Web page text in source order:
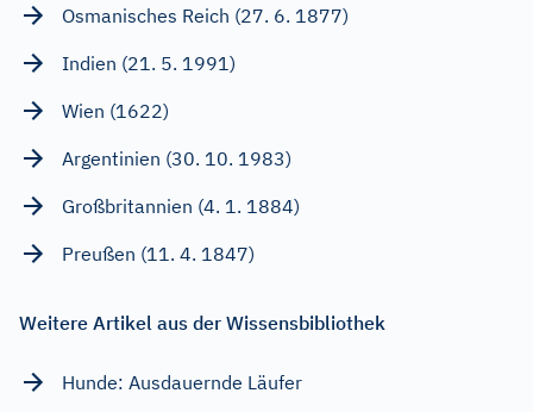
Osmanisches Reich (27. 6. 1877)
Indien (21. 5. 1991)
Wien (1622)
Argentinien (30. 10. 1983)
Großbritannien (4. 1. 1884)
Preußen (11. 4. 1847)
Weitere Artikel aus der Wissensbibliothek
Hunde: Ausdauernde Läufer